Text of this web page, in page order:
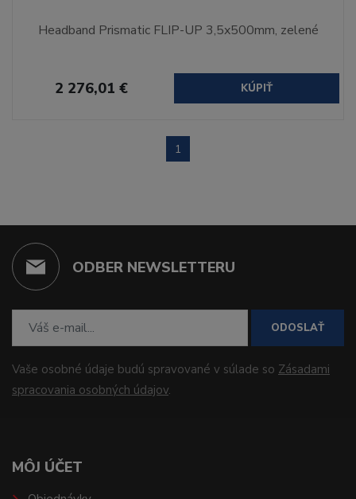
Headband Prismatic FLIP-UP 3,5x500mm, zelené
2 276,01 € KÚPIŤ
1
ODBER NEWSLETTERU
ODOSLAŤ
Vaše osobné údaje budú spravované v súlade so Zásadami
spracovania osobných údajov.
MÔJ ÚČET